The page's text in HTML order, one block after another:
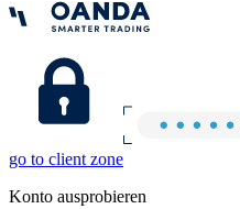
go to client zone
Konto ausprobieren